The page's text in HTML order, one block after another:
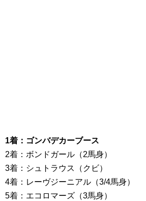
1着：ゴンバデカーブース
2着：ボンドガール（2馬身）
3着：シュトラウス（クビ）
4着：レーヴジーニアル（3/4馬身）
5着：エコロマーズ（3馬身）